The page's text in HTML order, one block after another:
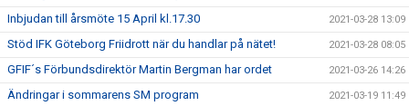
Inbjudan till årsmöte 15 April kl.17.30 2021-03-28 13:09
Stöd IFK Göteborg Friidrott när du handlar på nätet! 2021-03-28 08:05
GFIF´s Förbundsdirektör Martin Bergman har ordet 2021-03-26 14:26
Ändringar i sommarens SM program 2021-03-19 11:49